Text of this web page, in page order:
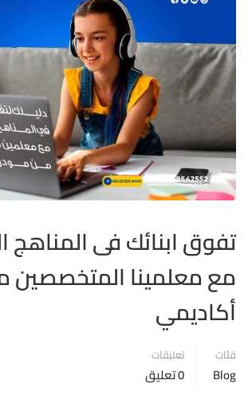
تفوق ابنائك فى المناهج
مع معلمينا المتخصصين
أكاديمي
فئات
Blog
تعليقات
0 تعليق